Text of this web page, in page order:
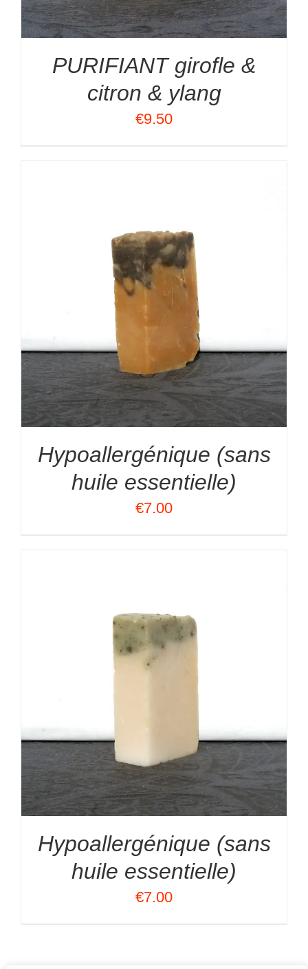
PURIFIANT girofle &
citron & ylang
€9.50
Hypoallergénique (sans
huile essentielle)
€7.00
Hypoallergénique (sans
huile essentielle)
€7.00